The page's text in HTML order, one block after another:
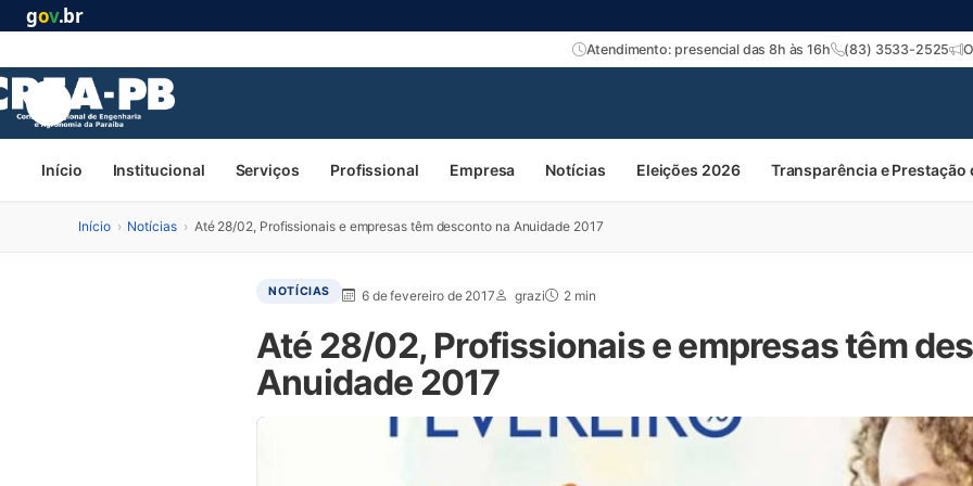
gov.br
Atendimento: presencial das 8h às 16h (83) 3533-2525
Início Institucional Serviços Profissional Empresa Notícias Eleições 2026 Transparência e Prestação
Início › Notícias › Até 28/02, Profissionais e empresas têm desconto na Anuidade 2017
NOTÍCIAS 6 de fevereiro de 2017 grazi 2 min
Até 28/02, Profissionais e empresas têm
Anuidade 2017